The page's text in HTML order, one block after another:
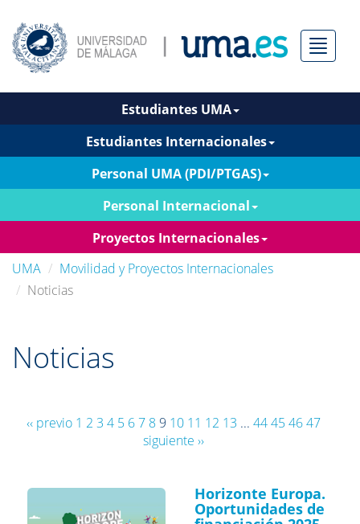
Menú
Estudiantes UMA
Estudiantes Internacionales
Personal UMA (PDI/PTGAS)
Personal Internacional
Proyectos Internacionales
UMA
Movilidad y Proyectos Internacionales
Noticias
Noticias
‹‹ previo 1 2 3 4 5 67 8 9 10 11 12 13 ... 44454647
siguiente ››
Horizonte Europa.
Oportunidades de